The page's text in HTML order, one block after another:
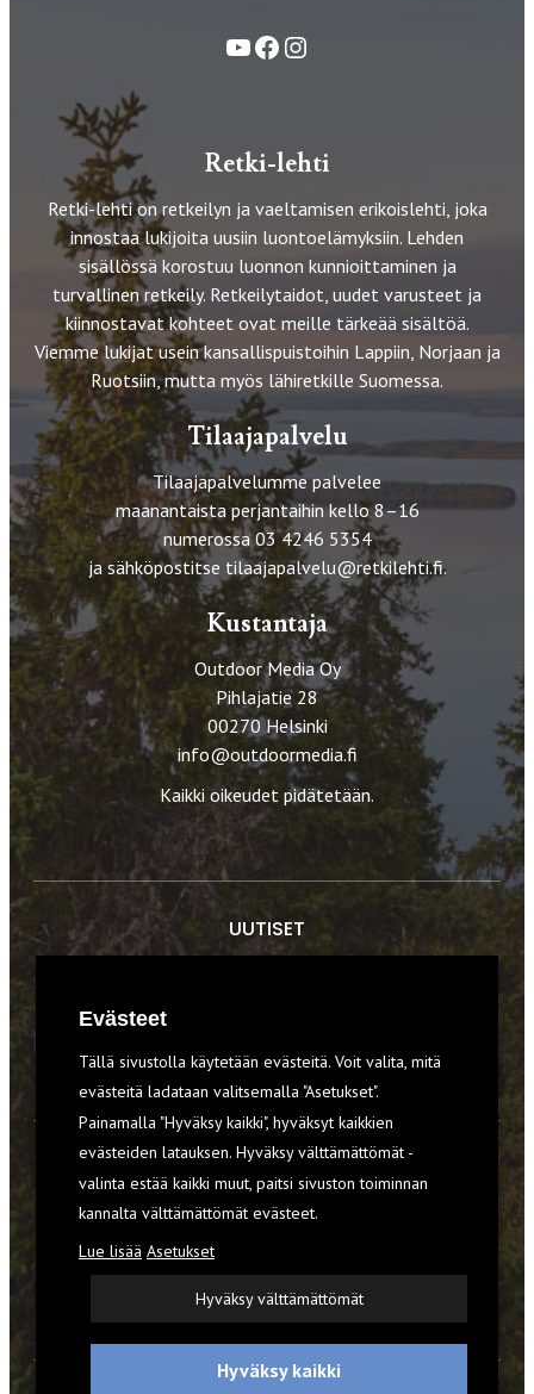
YouTube
FacebookInstagram
Retki-lehti
Retki-lehti on retkeilyn ja vaeltamisen erikoislehti, joka
innostaa lukijoita uusiin luontoelämyksiin. Lehden
sisällössä korostuu luonnon kunnioittaminen ja
turvallinen retkeily. Retkeilytaidot, uudet varusteet ja
kiinnostavat kohteet ovat meille tärkeää sisältöä.
Viemme lukijat usein kansallispuistoihin Lappiin, Norjaan ja
Ruotsiin, mutta myös lähiretkille Suomessa.
Tilaajapalvelu
Tilaajapalvelumme palvelee
maanantaista perjantaihin kello 8–16
numerossa 03 4246 5354
ja sähköpostitse tilaajapalvelu@retkilehti.fi.
Kustantaja
Outdoor Media Oy
Pihlajatie 28
00270 Helsinki
info@outdoormedia.fi
Kaikki oikeudet pidätetään.
UUTISET
VARUSTEET
TILAA RETKI-LEHTI
YHTEYSTIEDOT
REKISTERISELOSTE
EVÄSTEET
Evästeet
Tällä sivustolla käytetään evästeitä. Voit valita, mitä
evästeitä ladataan valitsemalla "Asetukset".
Painamalla "Hyväksy kaikki", hyväksyt kaikkien
evästeiden latauksen. Hyväksy välttämättömät -
valinta estää kaikki muut, paitsi sivuston toiminnan
kannalta välttämättömät evästeet.
Lue lisää Asetukset
Hyväksy välttämättömät
Hyväksy kaikki